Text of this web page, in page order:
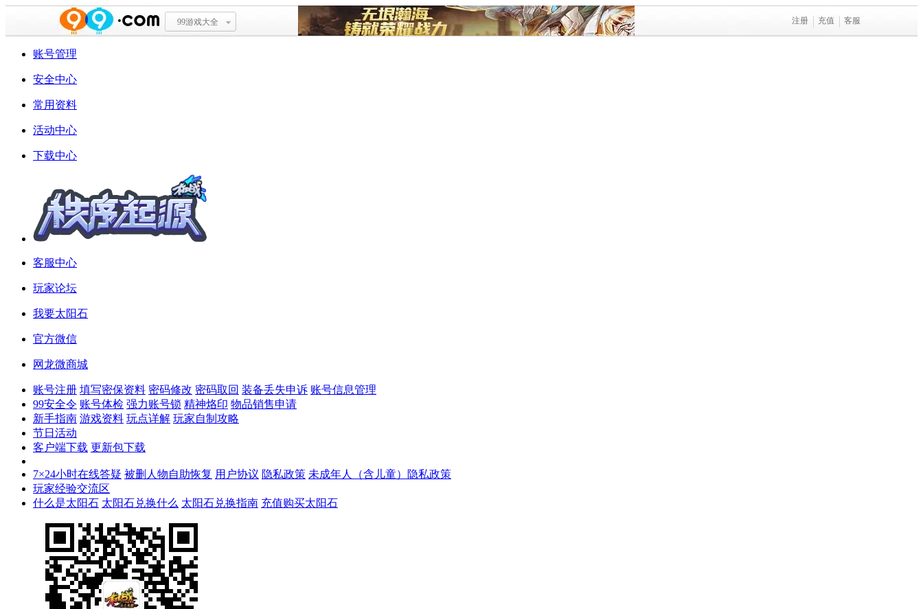
99游戏大全 注册 充值 客服
账号管理
安全中心
常用资料
活动中心
下载中心
客服中心
玩家论坛
我要太阳石
官方微信
网龙微商城
账号注册 填写密保资料 密码修改 密码取回 装备丢失申诉 账号信息管理
99安全令 账号体检 强力账号锁 精神烙印 物品销售申请
新手指南 游戏资料 玩点详解 玩家自制攻略
节日活动
客户端下载 更新包下载
7×24小时在线答疑 被删人物自助恢复 用户协议 隐私政策 未成年人（含儿童）隐私政策
玩家经验交流区
什么是太阳石 太阳石兑换什么 太阳石兑换指南 充值购买太阳石